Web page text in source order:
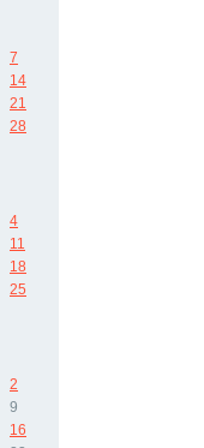
7
14
21
28
4
11
18
25
2
9
16